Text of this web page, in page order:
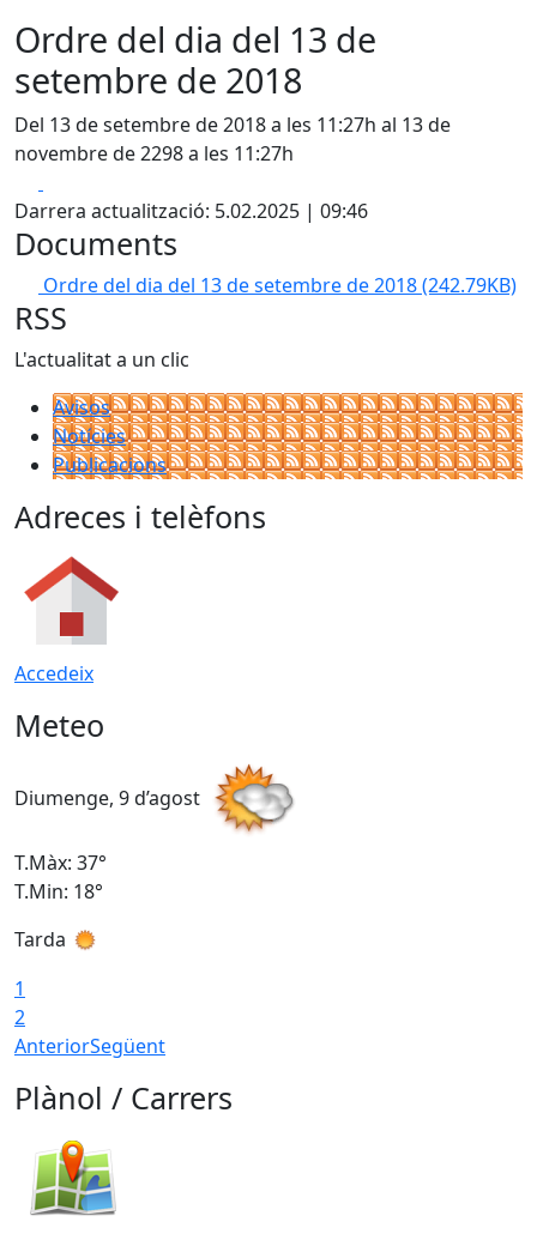
Ordre del dia del 13 de
setembre de 2018
Del 13 de setembre de 2018 a les 11:27h al 13 de
novembre de 2298 a les 11:27h
Darrera actualització: 5.02.2025 | 09:46
Documents
Ordre del dia del 13 de setembre de 2018(242.79KB)
RSS
L'actualitat a un clic
Avisos
Notícies
Publicacions
Adreces i telèfons
Accedeix
Meteo
Diumenge, 9 d’agost
T.Màx: 37°
T.Min: 18°
Tarda
1
2
AnteriorSegüent
Plànol / Carrers